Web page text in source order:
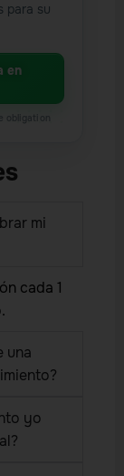
para su
en
mi
cada 1
una
yo